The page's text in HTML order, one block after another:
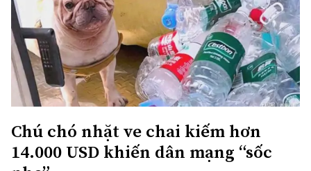
Chú chó nhặt ve chai kiếm hơn
14.000 USD khiến dân mạng “sốc